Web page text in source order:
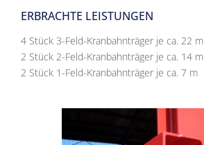
ERBRACHTE LEISTUNGEN
4 Stück 3-Feld-Kranbahnträger je ca. 22 m
2 Stück 2-Feld-Kranbahnträger je ca. 14 m
2 Stück 1-Feld-Kranbahnträger je ca. 7 m